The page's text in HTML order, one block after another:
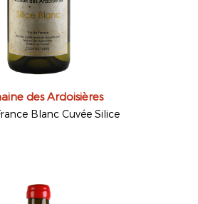
des Ardoisières
Blanc Cuvée Silice